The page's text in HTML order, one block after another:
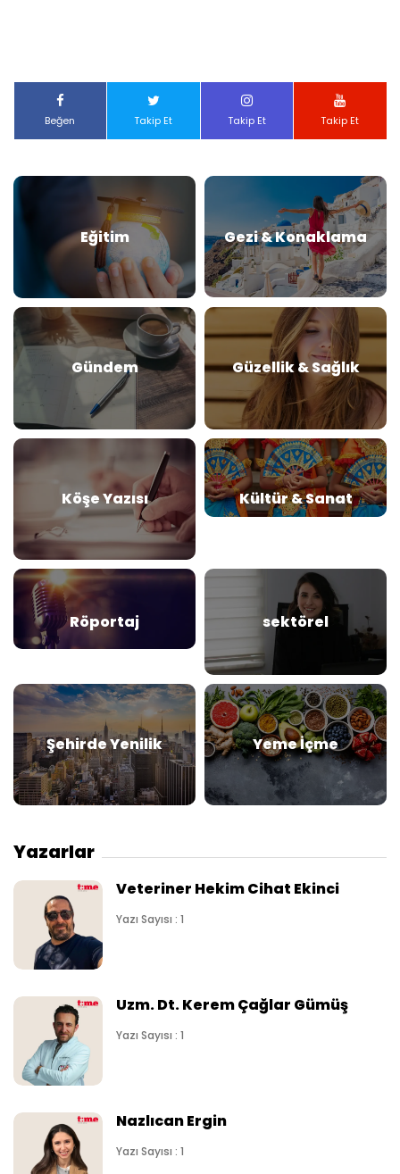
Beğen Takip Et Takip Et Takip Et
Eğitim Gezi & Konaklama
Gündem Güzellik & Sağlık
Köşe Yazısı Kültür & Sanat
Röportaj sektörel
Şehirde Yenilik Yeme İçme
Yazarlar
Veteriner Hekim Cihat Ekinci
Yazı Sayısı : 1
Uzm. Dt. Kerem Çağlar Gümüş
Yazı Sayısı : 1
Nazlıcan Ergin
Yazı Sayısı : 1